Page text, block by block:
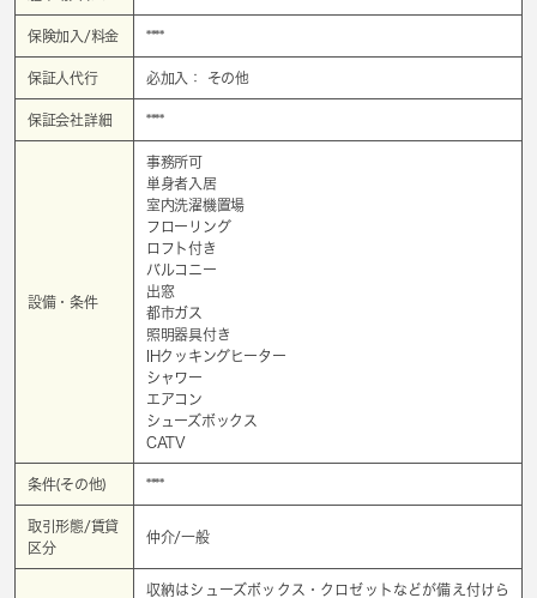
保険加入/料金 ****
保証人代行 必加入： その他
保証会社詳細 ****
設備・条件
事務所可
単身者入居
室内洗濯機置場
フローリング
ロフト付き
バルコニー
出窓
都市ガス
照明器具付き
IHクッキングヒーター
シャワー
エアコン
シューズボックス
CATV
条件(その他) ****
取引形態/賃貸
区分
仲介/一般
収納はシューズボックス・クロゼットなどが備え付けら